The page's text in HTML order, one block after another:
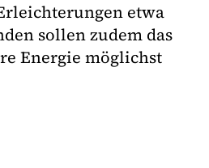
etwa
sollen zudem das
Energie möglichst